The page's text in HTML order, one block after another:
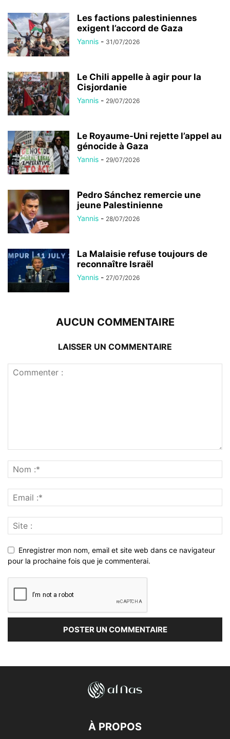
Les factions palestiniennes
exigent l’accord de Gaza
Yannis - 31/07/2026
Le Chili appelle à agir pour la
Cisjordanie
Yannis - 29/07/2026
Le Royaume-Uni rejette l’appel au
génocide à Gaza
Yannis - 29/07/2026
Pedro Sánchez remercie une
jeune Palestinienne
Yannis - 28/07/2026
La Malaisie refuse toujours de
reconnaître Israël
Yannis - 27/07/2026
AUCUN COMMENTAIRE
LAISSER UN COMMENTAIRE
Enregistrer mon nom, email et site web dans ce navigateur
pour la prochaine fois que je commenterai.
À PROPOS